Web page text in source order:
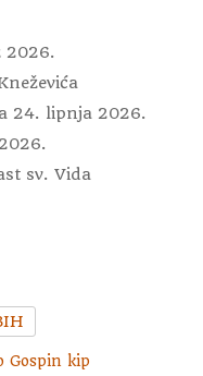
2026.
24. lipnja 2026.
sv. Vida
Gospin kip